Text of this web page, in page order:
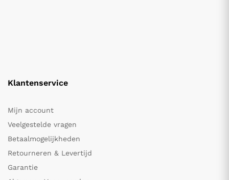
Klantenservice
Mijn account
Veelgestelde vragen
Betaalmogelijkheden
Retourneren & Levertijd
Garantie